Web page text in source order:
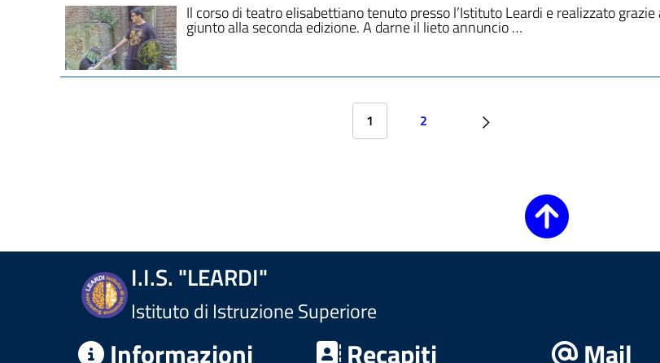
Il corso di teatro elisabettiano tenuto presso l’Istituto Leardi e realizzato grazie
giunto alla seconda edizione. A darne il lieto annuncio …
1 2
I.I.S. "LEARDI"
Istituto di Istruzione Superiore
Informazioni Recapiti Mail